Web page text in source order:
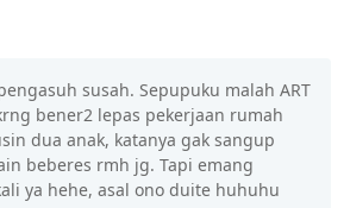
susah. Sepupuku malah ART
bener2 lepas pekerjaan rumah
dua anak, katanya gak sangup
beberes rmh jg. Tapi emang
ya hehe, asal ono duite huhuhu